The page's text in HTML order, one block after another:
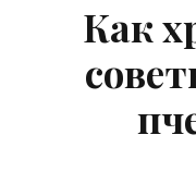
Как